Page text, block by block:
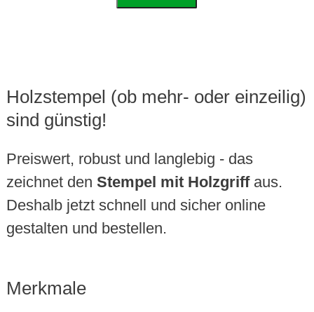
Holzstempel (ob mehr- oder einzeilig)
sind günstig!
Preiswert, robust und langlebig - das
zeichnet den Stempel mit Holzgriffaus.
Deshalb jetzt schnell und sicher online
gestalten und bestellen.
Merkmale